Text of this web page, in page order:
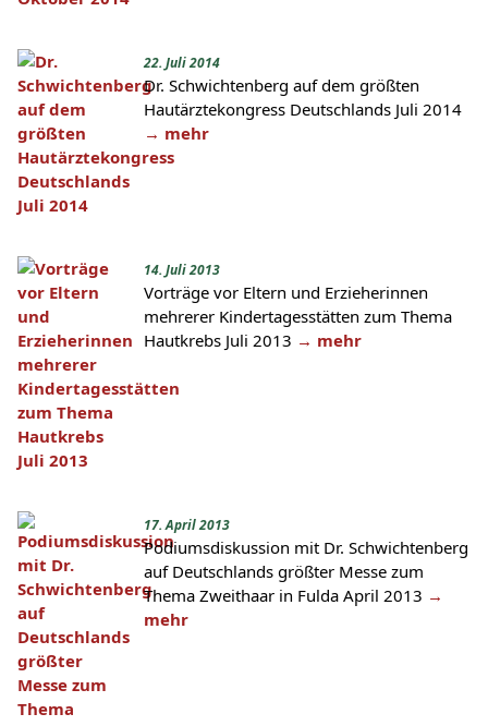
22. Juli 2014
Dr. Schwichtenberg auf dem größten
Hautärztekongress Deutschlands Juli 2014
→ mehr
14. Juli 2013
Vorträge vor Eltern und Erzieherinnen
mehrerer Kindertagesstätten zum Thema
Hautkrebs Juli 2013 → mehr
17. April 2013
Podiumsdiskussion mit Dr. Schwichtenberg
auf Deutschlands größter Messe zum
Thema Zweithaar in Fulda April 2013 →
mehr